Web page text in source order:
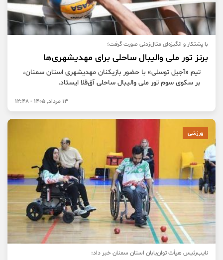
با پشتکار و انگیزه‌ای مثال‌زدنی صورت گرفت؛
برنز تور ملی والیبال ساحلی برای مهدیشهری‌ها
تیم «آجیل توسلی» با حضور بازیکنان مهدیشهری استان سمنان،
بر سکوی سوم تور ملی والیبال ساحلی آق‌قلا ایستاد.
13 مرداد, 1405 - 12:48
ورزشی
نایب‌رئیس هیأت توان‌یابان استان سمنان خبر داد: